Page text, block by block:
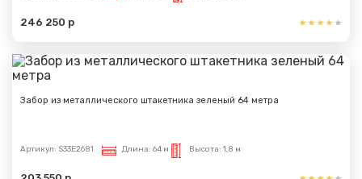
246 250 р
Забор из металлического штакетника зеленый 64 метра
Артикул: S33E2681 Длина: 64 м Высота: 1,8 м